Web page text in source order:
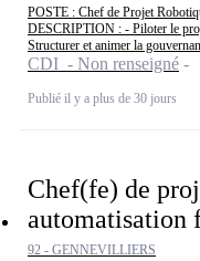
POSTE : Chef de Projet
DESCRIPTION : - Piloter le
Structurer et animer la
CDI - Non renseigné
Publié il y a plus de 30 jours
Chef(fe) de
automatisation
92 - GENNEVILLIERS